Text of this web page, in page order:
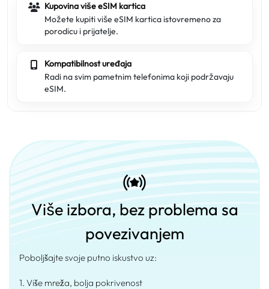
Kupovina više eSIM kartica
Možete kupiti više eSIM kartica istovremeno za
porodicu i prijatelje.
Kompatibilnost uređaja
Radi na svim pametnim telefonima koji podržavaju
eSIM.
Više izbora, bez problema sa
povezivanjem
Poboljšajte svoje putno iskustvo uz:
1. Više mreža, bolja pokrivenost